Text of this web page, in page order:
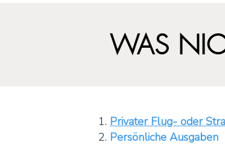
WAS
Privater Flug- oder
Persönliche Ausgaben